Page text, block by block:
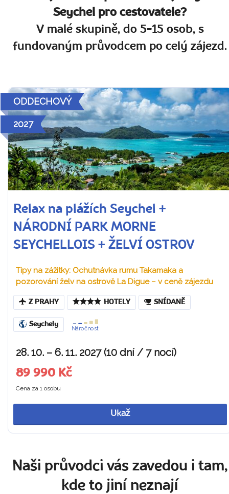
Seychel pro cestovatele?
V malé skupině, do 5-15 osob, s
fundovaným průvodcem po celý zájezd.
ODDECHOVÝ
2027
Relax na plážích Seychel +
NÁRODNÍ PARK MORNE
SEYCHELLOIS + ŽELVÍ OSTROV
Tipy na zážitky: Ochutnávka rumu Takamaka a
pozorování želv na ostrově La Digue – v ceně zájezdu
Z PRAHY HOTELY SNÍDANĚ
Seychely
Náročnost
28. 10. – 6. 11. 2027 (10 dní / 7 nocí)
89 990 Kč
Cena za 1 osobu
Ukaž
Naši průvodci vás zavedou i tam,
kde to jiní neznají